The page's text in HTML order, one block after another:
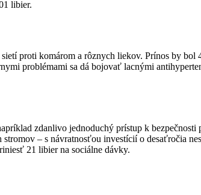
libier.
proti komárom a rôznych liekov. Prínos by bol
problémami sa dá bojovať lacnými
zdanlivo jednoduchý prístup k
– s návratnosťou investícií o desaťročia
21 libier na sociálne dávky.